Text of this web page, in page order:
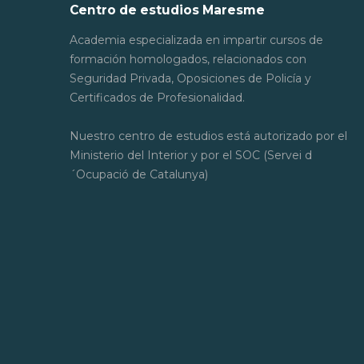
Centro de estudios Maresme
Academia especializada en impartir cursos de
formación homologados, relacionados con
Seguridad Privada, Oposiciones de Policía y
Certificados de Profesionalidad.
Nuestro centro de estudios está autorizado por el
Ministerio del Interior y por el SOC (Servei d
´Ocupació de Catalunya)